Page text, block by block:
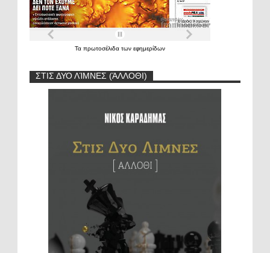
Τα πρωτοσέλιδα των εφημερίδων
ΣΤΙΣ ΔΥΟ ΛΊΜΝΕΣ (ΆΛΛΟΘΙ)